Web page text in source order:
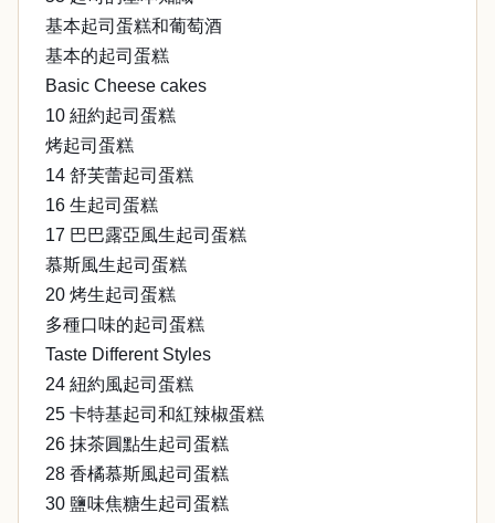
基本起司蛋糕和葡萄酒
基本的起司蛋糕
Basic Cheese cakes
10 紐約起司蛋糕
烤起司蛋糕
14 舒芙蕾起司蛋糕
16 生起司蛋糕
17 巴巴露亞風生起司蛋糕
慕斯風生起司蛋糕
20 烤生起司蛋糕
多種口味的起司蛋糕
Taste Different Styles
24 紐約風起司蛋糕
25 卡特基起司和紅辣椒蛋糕
26 抹茶圓點生起司蛋糕
28 香橘慕斯風起司蛋糕
30 鹽味焦糖生起司蛋糕